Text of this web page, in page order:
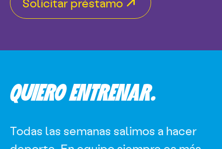
QUIERO ENTRENAR.
Todas las semanas salimos a hacer